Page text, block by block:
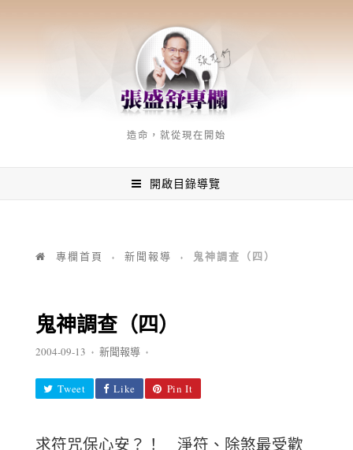
造命，就從現在開始
開啟目錄導覽
專欄首頁 ♦ 新聞報導 ♦ 鬼神調查（四）
鬼神調查（四）
2004-09-13 ♦ 新聞報導 ♦
Tweet Like Pin It
求符咒保心安？！ 淨符、除煞最受歡